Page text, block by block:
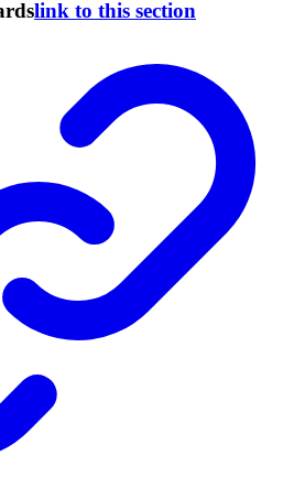
link to this section